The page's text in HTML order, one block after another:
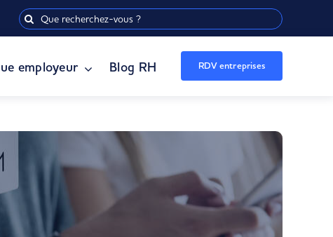
Rechercher:
employeur Blog RH RDV entreprises